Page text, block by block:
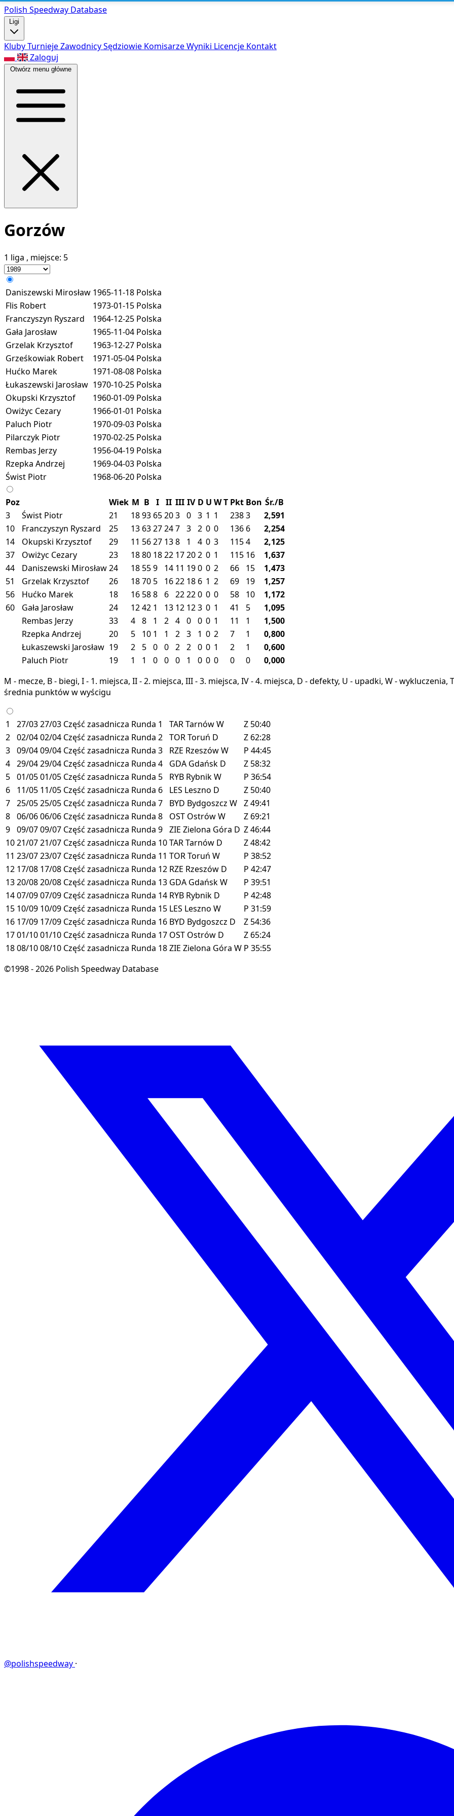
Polish Speedway Database
Ligi
KlubyTurniejeZawodnicySędziowie KomisarzeWyniki Licencje Kontakt
Zaloguj
Otwórz menu główne
Gorzów
1 liga , miejsce: 5
Daniszewski Mirosław 1965-11-18 Polska
Flis Robert
1973-01-15 Polska
Franczyszyn Ryszard
1964-12-25 Polska
Gała Jarosław
1965-11-04 Polska
Grzelak Krzysztof
1963-12-27 Polska
Grześkowiak Robert
1971-05-04 Polska
Hućko Marek
1971-08-08 Polska
Łukaszewski Jarosław 1970-10-25 Polska
Okupski Krzysztof
1960-01-09 Polska
Owiżyc Cezary
1966-01-01 Polska
Paluch Piotr
1970-09-03 Polska
Pilarczyk Piotr
1970-02-25 Polska
Rembas Jerzy
1956-04-19 Polska
Rzepka Andrzej
1969-04-03 Polska
Świst Piotr
1968-06-20 Polska
Poz Wiek M B I II III IV D U WT Pkt Bon Śr./B
3
Świst Piotr 21 1893 65203 0 3 1 1 2383
2,591
10
Franczyszyn Ryszard 25 13 6327247 3 2 0 0 136 6
2,254
14
Okupski Krzysztof 29 11 5627 138 1 4 0 3 1154
2,125
37
Owiżyc Cezary 23 1880 1822 17202 0 1 115 16
1,637
44
Daniszewski Mirosław24 18 559 14 11 190 0 2 66 15
1,473
51
Grzelak Krzysztof 26 1870 5 1622 18 6 1 2 69 19
1,257
56
Hućko Marek 18 16 588 6 22220 0 0 58 10
1,172
60
Gała Jarosław 24 1242 1 13 12 123 0 1 41 5
1,095
Rembas Jerzy
33 4 8 1 2 4 0 0 0 1 11 1
1,500
Rzepka Andrzej
20 5 10 1 1 2 3 1 0 2 7 1
0,800
Łukaszewski Jarosław 19 2 5 0 0 2 2 0 0 1 2 1
0,600
Paluch Piotr
19 1 1 0 0 0 1 0 0 0 0 0
0,000
M - mecze, B - biegi, I - 1. miejsca, II - 2. miejsca, III - 3. miejsca, IV - 4. miejsca, D - defekty, U - upadki, W -
średnia punktów w wyścigu
1 27/0327/03 Część zasadnicza Runda 1 TARTarnówW Z 50:40
2 02/0402/04 Część zasadnicza Runda 2 TORToruń D Z 62:28
3 09/0409/04 Część zasadnicza Runda 3 RZE RzeszówW P 44:45
4 29/0429/04 Część zasadnicza Runda 4 GDA Gdańsk D Z 58:32
5 01/0501/05 Część zasadnicza Runda 5 RYB RybnikW P 36:54
6
11/05 11/05 Część zasadnicza Runda 6 LES Leszno D Z 50:40
7 25/0525/05 Część zasadnicza Runda 7 BYD Bydgoszcz W Z49:41
8 06/0606/06 Część zasadnicza Runda 8 OST OstrówW Z 69:21
9 09/0709/07 Część zasadnicza Runda 9 ZIE Zielona Góra D Z46:44
1021/0721/07 Część zasadnicza Runda 10TARTarnów D Z48:42
11 23/0723/07 Część zasadnicza Runda 11 TORToruń W P 38:52
12 17/08 17/08 Część zasadnicza Runda 12 RZE Rzeszów D P 42:47
1320/0820/08 Część zasadnicza Runda 13 GDA GdańskW P 39:51
1407/0907/09 Część zasadnicza Runda 14 RYB Rybnik D P 42:48
15 10/09 10/09 Część zasadnicza Runda 15 LES Leszno W P 31:59
16 17/09 17/09 Część zasadnicza Runda 16 BYD Bydgoszcz D Z 54:36
1701/1001/10 Część zasadnicza Runda 17 OST Ostrów D Z 65:24
1808/1008/10 Część zasadnicza Runda 18ZIE Zielona Góra W P 35:55
©1998 - 2026 Polish Speedway Database
@polishspeedway ·